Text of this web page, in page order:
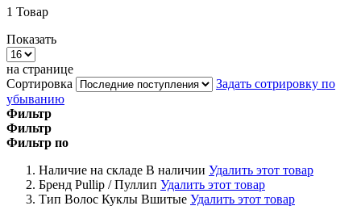
1 Товар
Показать
на странице
Сортировка
Задать сотрировку по
убыванию
Фильтр
Фильтр
Фильтр по
Наличие на складе В наличии Удалить этот товар
Бренд Pullip / Пуллип Удалить этот товар
Тип Волос Куклы Вшитые Удалить этот товар